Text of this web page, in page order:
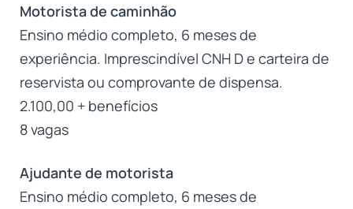
Motorista de caminhão
Ensino médio completo, 6 meses de
experiência. Imprescindível CNH D e carteira de
reservista ou comprovante de dispensa.
2.100,00 + benefícios
8 vagas
Ajudante de motorista
Ensino médio completo, 6 meses de